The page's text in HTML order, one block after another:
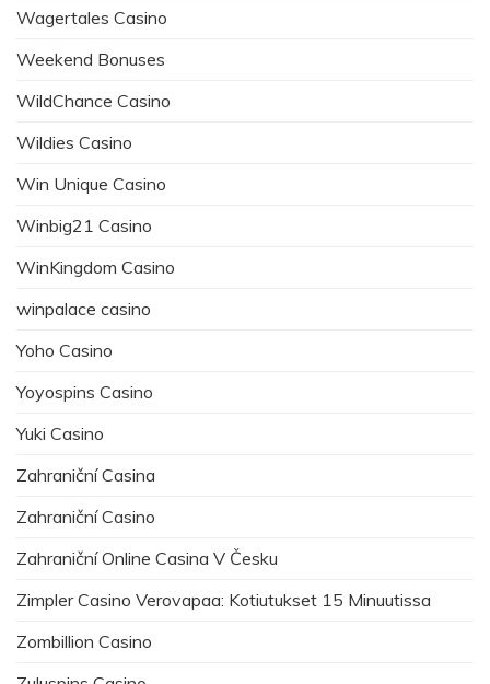
Wagertales Casino
Weekend Bonuses
WildChance Casino
Wildies Casino
Win Unique Casino
Winbig21 Casino
WinKingdom Casino
winpalace casino
Yoho Casino
Yoyospins Casino
Yuki Casino
Zahraniční Casina
Zahraniční Casino
Zahraniční Online Casina V Česku
Zimpler Casino Verovapaa: Kotiutukset 15 Minuutissa
Zombillion Casino